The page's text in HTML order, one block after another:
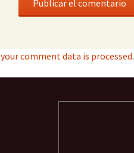
comment data is processed.